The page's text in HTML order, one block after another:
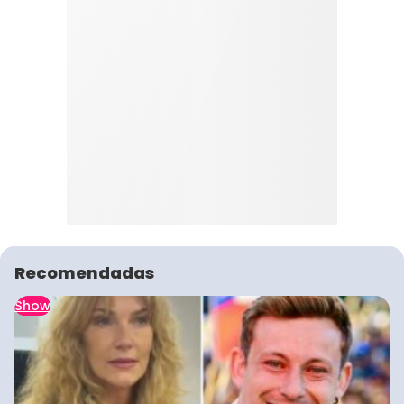
Recomendadas
Show